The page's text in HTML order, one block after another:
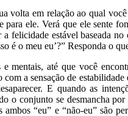
volta em relação ao qual
ele. Verá que ele sente
felicidade estável baseada
é o meu eu’?” Responda o
mentais, até que você
a sensação de
E quando as
o conjunto se desmancha
“eu” e “não-eu” são